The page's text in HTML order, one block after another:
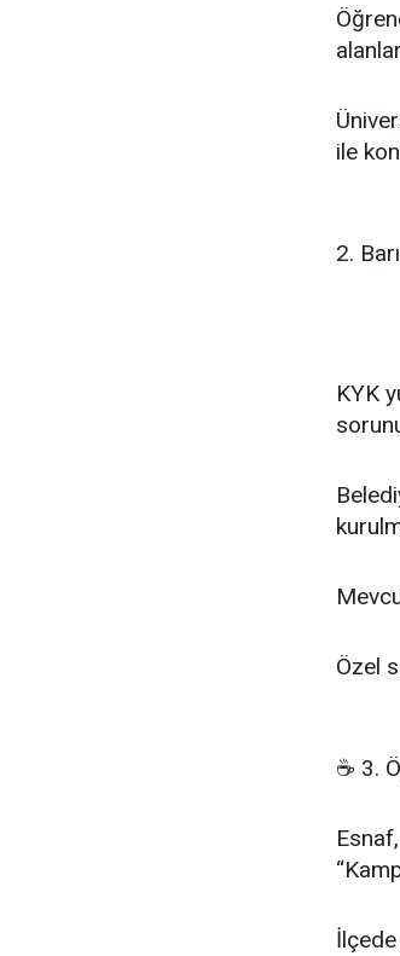
ile
2.
KYK
Özel
☕ 3.